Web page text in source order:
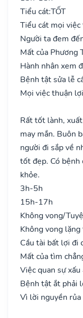
Tiểu cát:TỐT
Tiểu cát mọi
Người ta đem
Mất của Phương
Hành nhân xem
Bệnh tật sửa lễ
Mọi việc thuận
Rất tốt lành,
may mắn. Buôn
người đi sắp về
tốt đẹp. Có bệnh
khỏe.
3h-5h
15h-17h
Không vong/
Không vong
Cầu tài bất lợi đi
Mất của tìm
Việc quan sự
Bệnh tật ắt phải
Vì lời nguyền